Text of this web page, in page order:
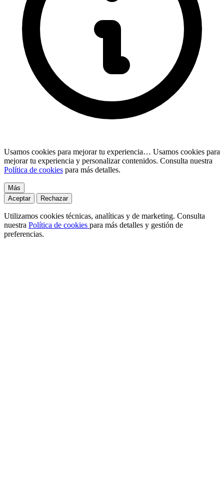
Usamos cookies para mejorar tu experiencia… Usamos cookies para
mejorar tu experiencia y personalizar contenidos. Consulta nuestra
Política de cookies para más detalles.
Más
Aceptar
Rechazar
Utilizamos cookies técnicas, analíticas y de marketing. Consulta
nuestra Política de cookies para más detalles y gestión de
preferencias.